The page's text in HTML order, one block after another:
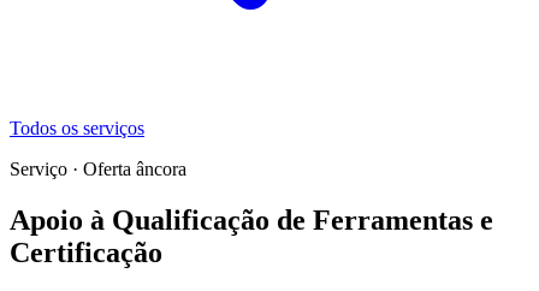
Todos os serviços
Serviço · Oferta âncora
Apoio à Qualificação de Ferramentas e
Certificação